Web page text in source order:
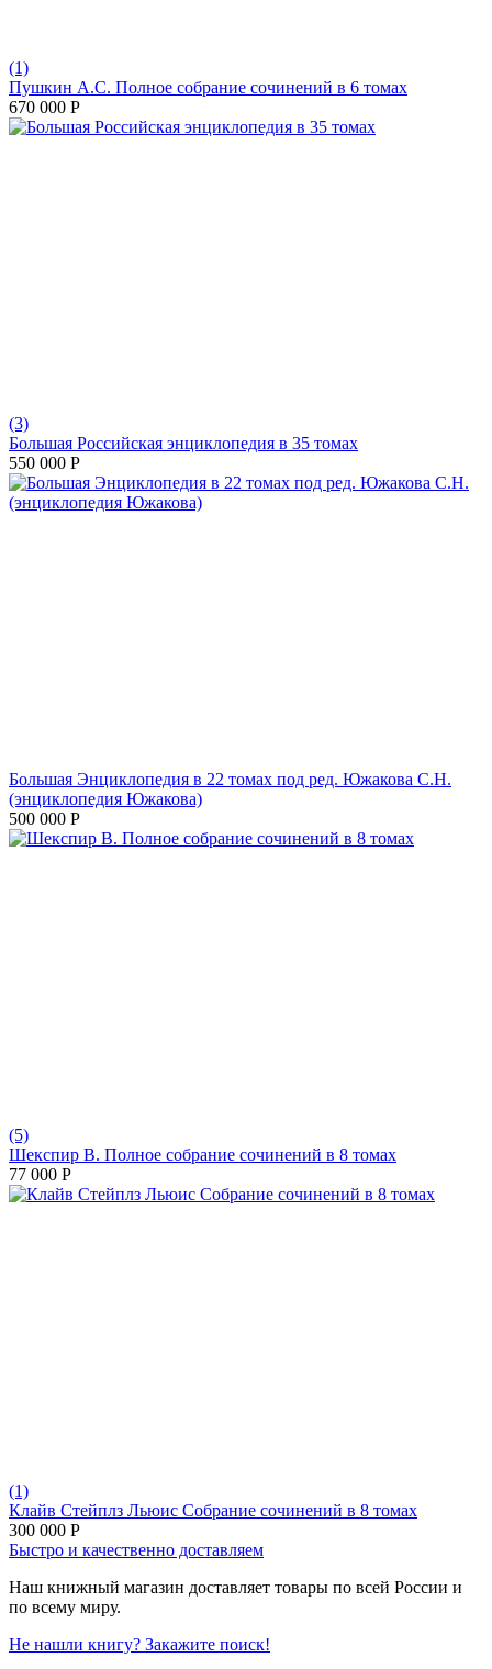
(1)
Пушкин А.С. Полное собрание сочинений в 6 томах
670 000 Р
(3)
Большая Российская энциклопедия в 35 томах
550 000 Р
Большая Энциклопедия в 22 томах под ред. Южакова С.Н.
(энциклопедия Южакова)
500 000 Р
(5)
Шекспир В. Полное собрание сочинений в 8 томах
77 000 Р
(1)
Клайв Стейплз Льюис Собрание сочинений в 8 томах
300 000 Р
Быстро и качественно доставляем
Наш книжный магазин доставляет товары по всей России и
по всему миру.
Не нашли книгу? Закажите поиск!